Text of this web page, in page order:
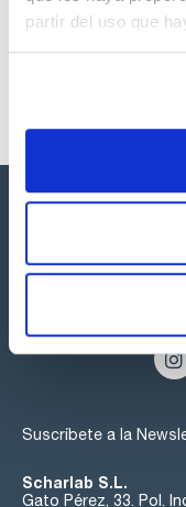
partir del uso que
Suscríbete a la
Scharlab S.L.
Gato Pérez, 33. Pol.